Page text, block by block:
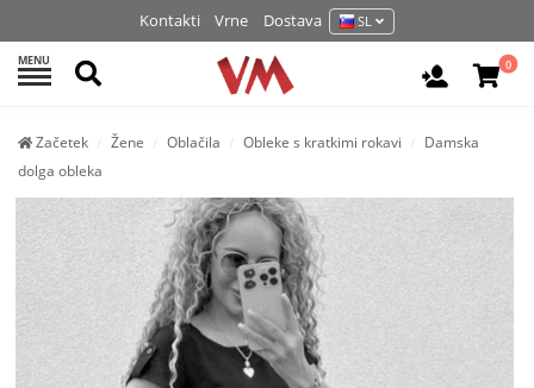
Kontakti Vrne Dostava SL
MENU Išči Prijava /
0
Začetek Žene Oblačila Obleke s kratkimi rokavi
Damska
dolga obleka